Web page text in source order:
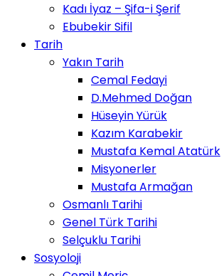
Kadı İyaz – Şifa-i Şerif
Ebubekir Sifil
Tarih
Yakın Tarih
Cemal Fedayi
D.Mehmed Doğan
Hüseyin Yürük
Kazım Karabekir
Mustafa Kemal Atatürk
Misyonerler
Mustafa Armağan
Osmanlı Tarihi
Genel Türk Tarihi
Selçuklu Tarihi
Sosyoloji